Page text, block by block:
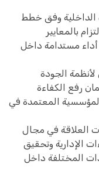
الداخلية وفق خطط
بالمعايير
أداء مستدامة داخل
لأنظمة الجودة
رفع الكفاءة
المؤسسية المعتمدة في
العلاقة في مجال
الإدارية وتحقيق
المختلفة داخل